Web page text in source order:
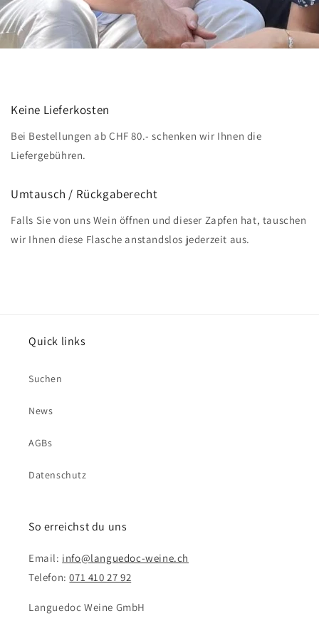
Keine Lieferkosten
Bei Bestellungen ab CHF 80.- schenken wir Ihnen die
Liefergebühren.
Umtausch / Rückgaberecht
Falls Sie von uns Wein öffnen und dieser Zapfen hat, tauschen
wir Ihnen diese Flasche anstandslos jederzeit aus.
Quick links
Suchen
News
AGBs
Datenschutz
So erreichst du uns
Email: info@languedoc-weine.ch
Telefon:071 410 27 92
Languedoc Weine GmbH